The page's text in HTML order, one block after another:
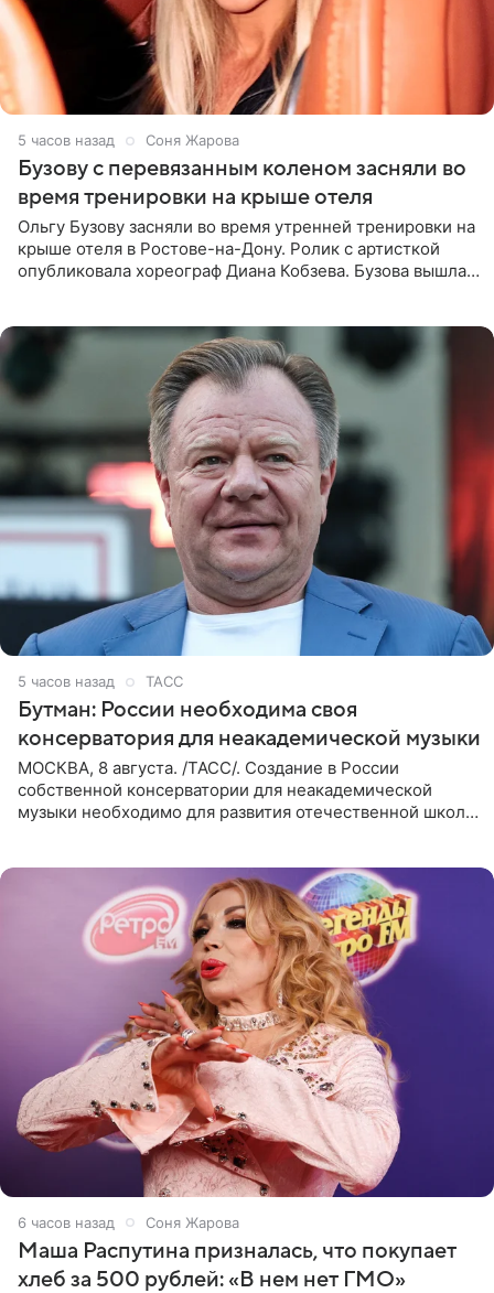
5 часов назад Соня Жарова
Бузову с перевязанным коленом засняли во
время тренировки на крыше отеля
Ольгу Бузову засняли во время утренней тренировки на
крыше отеля в Ростове-на-Дону. Ролик с артисткой
опубликовала хореограф Диана Кобзева. Бузова вышла
5 часов назад ТАСС
Бутман: России необходима своя
консерватория для неакадемической музыки
МОСКВА, 8 августа. /ТАСС/. Создание в России
собственной консерватории для неакадемической
музыки необходимо для развития отечественной школы
6 часов назад Соня Жарова
Маша Распутина призналась, что покупает
хлеб за 500 рублей: «В нем нет ГМО»